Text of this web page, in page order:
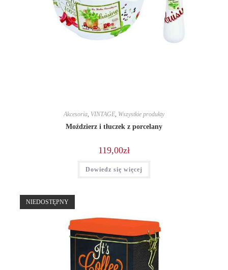
Akcesoria, VINTAGE, Wszystkie produkty
Moździerz i tłuczek z porcelany
119,00zł
Dowiedz się więcej
NIEDOSTĘPNY